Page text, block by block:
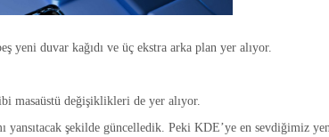
yeni duvar kağıdı ve üç ekstra arka plan yer alıyor.
masaüstü değişiklikleri de yer alıyor.
yansıtacak şekilde güncelledik. Peki KDE’ye en sevdiğimiz